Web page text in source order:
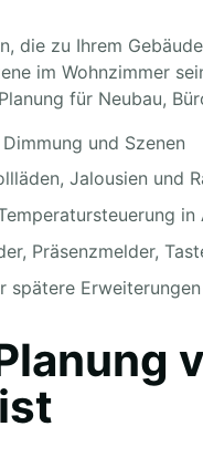
die zu Ihrem
im Wohnzimmer
für Neubau,
und Szenen
Jalousien und
Präsenzmelder,
spätere